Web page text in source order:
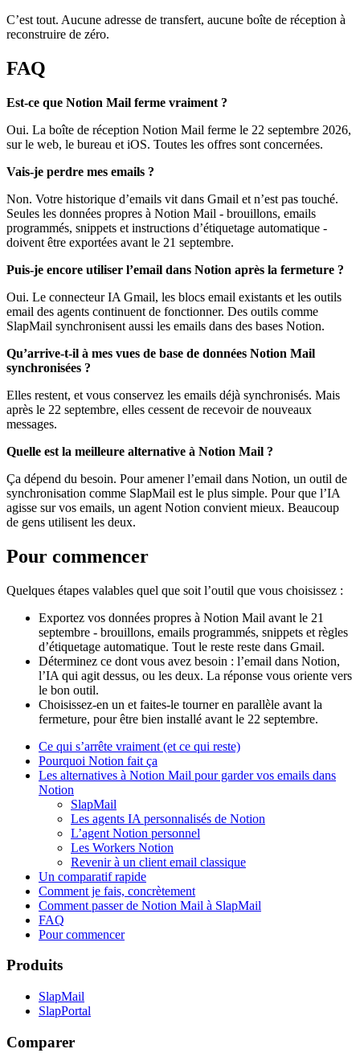
C’est tout. Aucune adresse de transfert, aucune boîte de réception à
reconstruire de zéro.
FAQ
Est-ce que Notion Mail ferme vraiment ?
Oui. La boîte de réception Notion Mail ferme le 22 septembre 2026,
sur le web, le bureau et iOS. Toutes les offres sont concernées.
Vais-je perdre mes emails ?
Non. Votre historique d’emails vit dans Gmail et n’est pas touché.
Seules les données propres à Notion Mail - brouillons, emails
programmés, snippets et instructions d’étiquetage automatique -
doivent être exportées avant le 21 septembre.
Puis-je encore utiliser l’email dans Notion après la fermeture ?
Oui. Le connecteur IA Gmail, les blocs email existants et les outils
email des agents continuent de fonctionner. Des outils comme
SlapMail synchronisent aussi les emails dans des bases Notion.
Qu’arrive-t-il à mes vues de base de données Notion Mail
synchronisées ?
Elles restent, et vous conservez les emails déjà synchronisés. Mais
après le 22 septembre, elles cessent de recevoir de nouveaux
messages.
Quelle est la meilleure alternative à Notion Mail ?
Ça dépend du besoin. Pour amener l’email dans Notion, un outil de
synchronisation comme SlapMail est le plus simple. Pour que l’IA
agisse sur vos emails, un agent Notion convient mieux. Beaucoup
de gens utilisent les deux.
Pour commencer
Quelques étapes valables quel que soit l’outil que vous choisissez :
Exportez vos données propres à Notion Mail avant le 21
septembre - brouillons, emails programmés, snippets et règles
d’étiquetage automatique. Tout le reste reste dans Gmail.
Déterminez ce dont vous avez besoin : l’email dans Notion,
l’IA qui agit dessus, ou les deux. La réponse vous oriente vers
le bon outil.
Choisissez-en un et faites-le tourner en parallèle avant la
fermeture, pour être bien installé avant le 22 septembre.
Ce qui s’arrête vraiment (et ce qui reste)
Pourquoi Notion fait ça
Les alternatives à Notion Mail pour garder vos emails dans
Notion
SlapMail
Les agents IA personnalisés de Notion
L’agent Notion personnel
Les Workers Notion
Revenir à un client email classique
Un comparatif rapide
Comment je fais, concrètement
Comment passer de Notion Mail à SlapMail
FAQ
Pour commencer
Produits
SlapMail
SlapPortal
Comparer